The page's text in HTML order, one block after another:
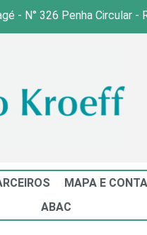
- N° 326 Penha Circular -
MAPA E
ABAC